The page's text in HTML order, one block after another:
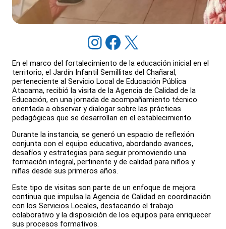
Instagram Facebook X
En el marco del fortalecimiento de la educación inicial en el
territorio, el Jardín Infantil Semillitas del Chañaral,
perteneciente al Servicio Local de Educación Pública
Atacama, recibió la visita de la Agencia de Calidad de la
Educación, en una jornada de acompañamiento técnico
orientada a observar y dialogar sobre las prácticas
pedagógicas que se desarrollan en el establecimiento.
Durante la instancia, se generó un espacio de reflexión
conjunta con el equipo educativo, abordando avances,
desafíos y estrategias para seguir promoviendo una
formación integral, pertinente y de calidad para niños y
niñas desde sus primeros años.
Este tipo de visitas son parte de un enfoque de mejora
continua que impulsa la Agencia de Calidad en coordinación
con los Servicios Locales, destacando el trabajo
colaborativo y la disposición de los equipos para enriquecer
sus procesos formativos.